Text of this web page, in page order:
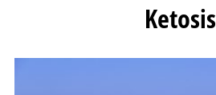
Ketosis